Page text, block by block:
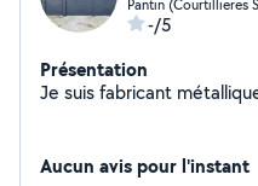
Pantin (Courtillieres
-/5
Présentation
Je suis fabricant
Aucun avis pour l'instant